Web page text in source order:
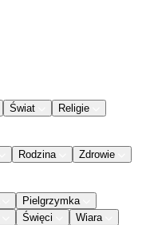
Świat
Religie
Rodzina
Zdrowie
Pielgrzymka
Święci Wiara